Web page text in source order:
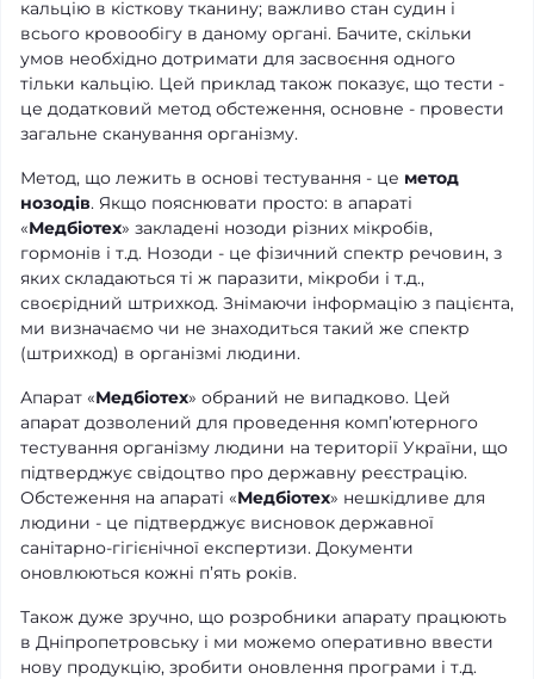
кальцію в кісткову тканину; важливо стан судин і
всього кровообігу в даному органі. Бачите, скільки
умов необхідно дотримати для засвоєння одного
тільки кальцію. Цей приклад також показує, що тести -
це додатковий метод обстеження, основне - провести
загальне сканування організму.
Метод, що лежить в основі тестування - це метод
нозодів. Якщо пояснювати просто: в апараті
«Медбіотех» закладені нозоди різних мікробів,
гормонів і т.д. Нозоди - це фізичний спектр речовин, з
яких складаються ті ж паразити, мікроби і т.д.,
своєрідний штрихкод. Знімаючи інформацію з пацієнта,
ми визначаємо чи не знаходиться такий же спектр
(штрихкод) в організмі людини.
Апарат «Медбіотех» обраний не випадково. Цей
апарат дозволений для проведення комп’ютерного
тестування організму людини на території України, що
підтверджує свідоцтво про державну реєстрацію.
Обстеження на апараті «Медбіотех» нешкідливе для
людини - це підтверджує висновок державної
санітарно-гігієнічної експертизи. Документи
оновлюються кожні п’ять років.
Також дуже зручно, що розробники апарату працюють
в Дніпропетровську і ми можемо оперативно ввести
нову продукцію, зробити оновлення програми і т.д.